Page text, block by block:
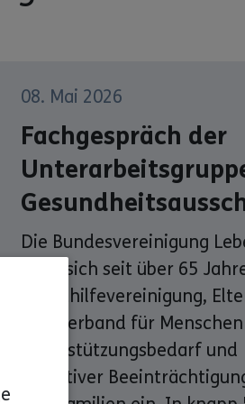
08. Mai 2026
Fachgespräch der
Die Bundesvereinigung
setzt sich seit über 65
Selbsthilfevereinigung,
Fachverband für
Unterstützungsbedarf und
kognitiver